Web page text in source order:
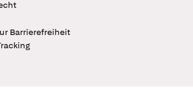
Barrierefreiheit